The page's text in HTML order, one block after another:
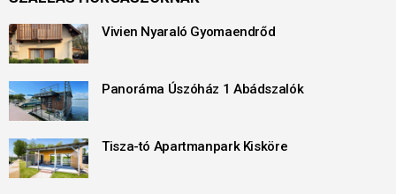
Vivien Nyaraló Gyomaendrőd
Panoráma Úszóház 1 Abádszalók
Tisza-tó Apartmanpark Kisköre